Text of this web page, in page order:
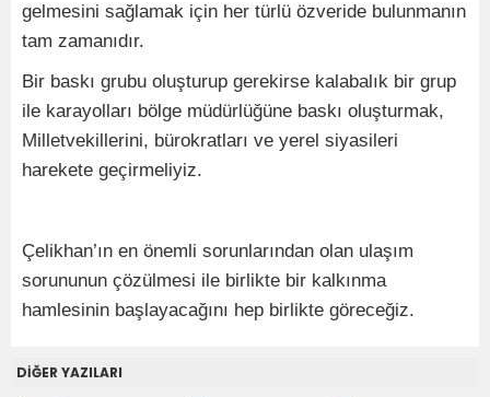
gelmesini sağlamak için her türlü özveride bulunmanın
tam zamanıdır.
Bir baskı grubu oluşturup gerekirse kalabalık bir grup
ile karayolları bölge müdürlüğüne baskı oluşturmak,
Milletvekillerini, bürokratları ve yerel siyasileri
harekete geçirmeliyiz.
Çelikhan’ın en önemli sorunlarından olan ulaşım
sorununun çözülmesi ile birlikte bir kalkınma
hamlesinin başlayacağını hep birlikte göreceğiz.
DİĞER YAZILARI